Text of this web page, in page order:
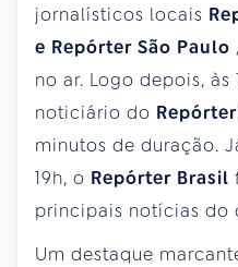
jornalísticos locais
e Repórter São Paulo
no ar. Logo depois, às
noticiário do
minutos de duração.
19h, o Repórter Brasil
principais notícias do
Um destaque